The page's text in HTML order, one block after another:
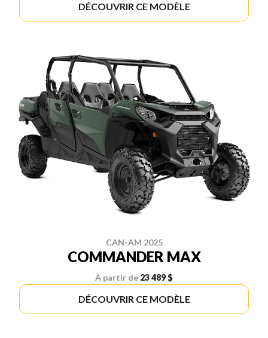
DÉCOUVRIR CE MODÈLE
CAN-AM 2025
COMMANDER MAX
À partir de 23 489 $
DÉCOUVRIR CE MODÈLE